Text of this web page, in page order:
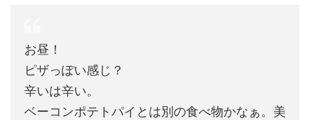
お昼！
ピザっぽい感じ？
辛いは辛い。
ベーコンポテトパイとは別の食べ物かなぁ。美